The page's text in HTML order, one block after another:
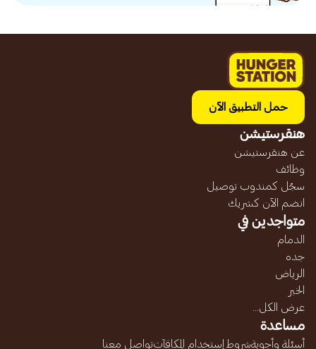
حمل التطبيق الآن
هنقرستيشن
عن هنقرستيشن
وظائف
سجّل كمندوب توصيل
انضم الآن كشريك
متواجدين في
الدمام
جده
الرياض
الخبر
عرض الكل...
مساعدة
أسئلة وأجوبةشروط إستخدام المكافآتتواصل معنا